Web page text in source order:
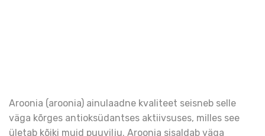
Aroonia (aroonia) ainulaadne kvaliteet seisneb selle
väga kõrges antioksüdantses aktiivsuses, milles see
ületab kõiki muid puuvilju. Aroonia sisaldab väga